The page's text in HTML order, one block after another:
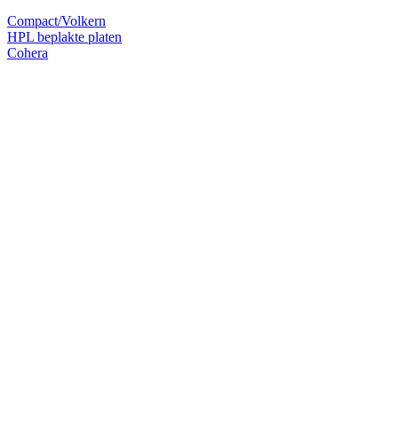
Compact/Volkern
HPL beplakte platen
Cohera